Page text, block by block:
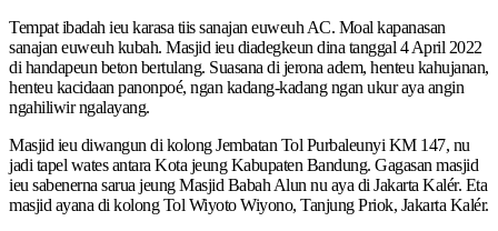
Tempat ibadah ieu karasa tiis sanajan euweuh AC. Moal kapanasan
sanajan euweuh kubah. Masjid ieu diadegkeun dina tanggal 4 April 2022
di handapeun beton bertulang. Suasana di jerona adem, henteu kahujanan,
henteu kacidaan panonpoé, ngan kadang-kadang ngan ukur aya angin
ngahiliwir ngalayang.
Masjid ieu diwangun di kolong Jembatan Tol Purbaleunyi KM 147, nu
jadi tapel wates antara Kota jeung Kabupaten Bandung. Gagasan masjid
ieu sabenerna sarua jeung Masjid Babah Alun nu aya di Jakarta Kalér. Eta
masjid ayana di kolong Tol Wiyoto Wiyono, Tanjung Priok, Jakarta Kalér.